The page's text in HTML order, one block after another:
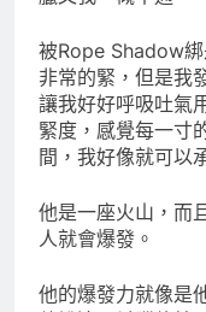
被Rope Shadow
非常的緊，但是我
讓我好好呼吸吐氣
緊度，感覺每一寸
間，我好像就可以
他是一座火山，而
人就會爆發。
他的爆發力就像是